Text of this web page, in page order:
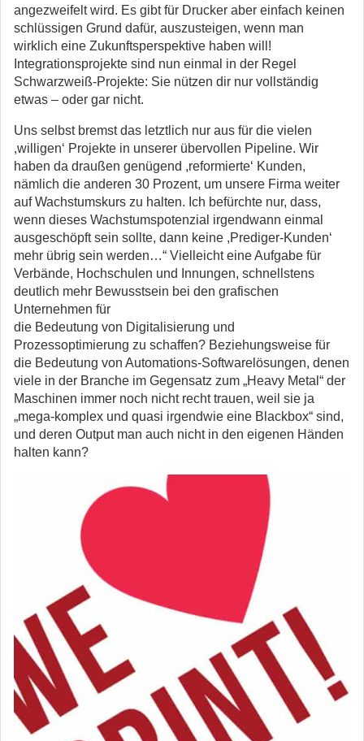
angezweifelt wird. Es gibt für Drucker aber einfach keinen
schlüssigen Grund dafür, auszusteigen, wenn man
wirklich eine Zukunftsperspektive haben will!
Integrationsprojekte sind nun einmal in der Regel
Schwarzweiß-Projekte: Sie nützen dir nur vollständig
etwas – oder gar nicht.
Uns selbst bremst das letztlich nur aus für die vielen
,willigen‘ Projekte in unserer übervollen Pipeline. Wir
haben da draußen genügend ,reformierte‘ Kunden,
nämlich die anderen 30 Prozent, um unsere Firma weiter
auf Wachstumskurs zu halten. Ich befürchte nur, dass,
wenn dieses Wachstumspotenzial irgendwann einmal
ausgeschöpft sein sollte, dann keine ,Prediger-Kunden‘
mehr übrig sein werden…“ Vielleicht eine Aufgabe für
Verbände, Hochschulen und Innungen, schnellstens
deutlich mehr Bewusstsein bei den grafischen
Unternehmen für
die Bedeutung von Digitalisierung und
Prozessoptimierung zu schaffen? Beziehungsweise für
die Bedeutung von Automations-Softwarelösungen, denen
viele in der Branche im Gegensatz zum „Heavy Metal“ der
Maschinen immer noch nicht recht trauen, weil sie ja
„mega-komplex und quasi irgendwie eine Blackbox“ sind,
und deren Output man auch nicht in den eigenen Händen
halten kann?